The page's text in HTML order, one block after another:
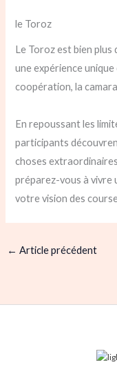
le Toroz
Le Toroz est bien plus
une expérience unique
coopération, la
En repoussant les
participants
choses
préparez-vous à vivre
votre vision des
← Article précédent